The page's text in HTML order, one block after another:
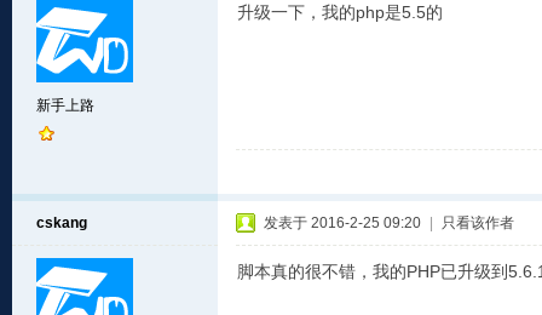
新手上路
升级一下，我的php是5.5的
cskang 发表于 2016-2-25 09:20 只看该作者
脚本真的很不错，我的PHP已升级到